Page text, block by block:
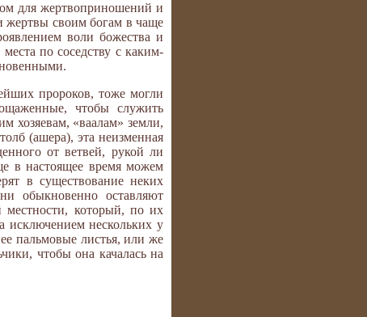
для жертвоприношений и
жертвы своим богам в чаще
воли божества и
по соседству с каким-
пророков, тоже могли
чтобы служить
хозяевам, «ваалам» земли,
(ашера), эта неизменная
от ветвей, рукой ли
в настоящее время можем
в существование неких
обыкновенно оставляют
местности, который, по их
исключением нескольких у
пальмовые листья, или же
чтобы она качалась на